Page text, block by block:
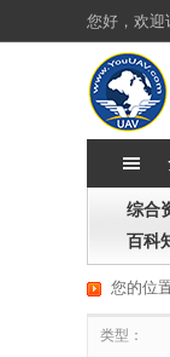
您好， 欢迎
综合
百科
您的位
类型：